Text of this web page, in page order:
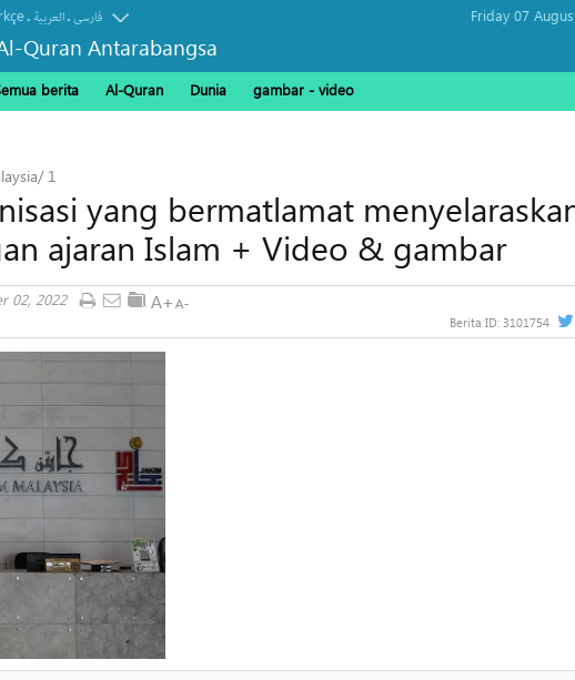
. العربیة.فارسی
Quran Antarabangsa
Friday 07
berita Al-Quran Dunia gambar - video
1
yang bermatlamat
ajaran Islam + Video & gambar
02, 2022
Berita ID: 3101754